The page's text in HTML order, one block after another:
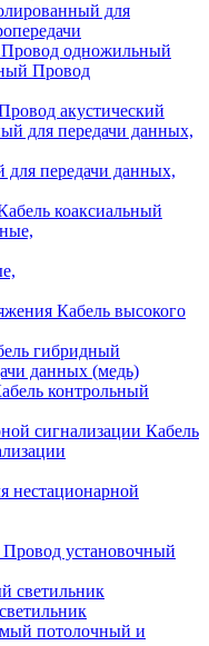
для
Провод одножильный
Провод
акустический
передачи данных,
коаксиальный
Кабель высокого
гибридный
данных (медь)
контрольный
Кабель
нестационарной
Провод установочный